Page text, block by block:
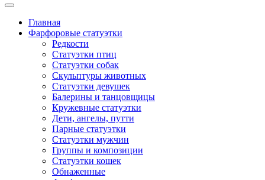
Главная
Фарфоровые статуэтки
Редкости
Cтатуэтки птиц
Cтатуэтки собак
Скульптуры животных
Статуэтки девушек
Балерины и танцовщицы
Кружевные статуэтки
Дети, ангелы, путти
Парные статуэтки
Статуэтки мужчин
Группы и композиции
Статуэтки кошек
Обнаженные